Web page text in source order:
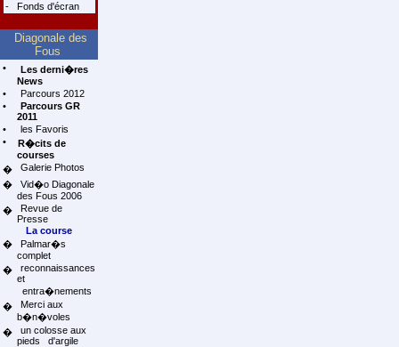
-
Fonds d'écran
Diagonale des
Fous
•
Les derni�res
News
•
Parcours 2012
•
Parcours GR
2011
•
les Favoris
•
R�cits de
courses
�
Galerie Photos
�
Vid�o Diagonale
des Fous 2006
�
Revue de
Presse
La course
�
Palmar�s
complet
�
reconnaissances
et
entra�nements
�
Merci aux
b�n�voles
�
un colosse aux
pieds d'argile